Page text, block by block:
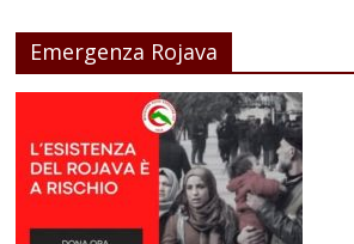
Emergenza Rojava